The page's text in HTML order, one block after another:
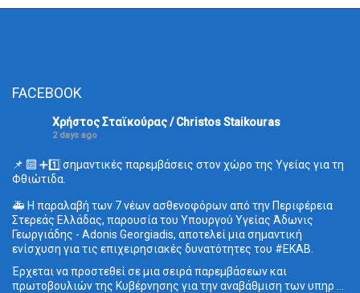
FACEBOOK
Χρήστος Σταϊκούρας / Christos Staikouras
2 days ago
📌 🔟 ➕1️⃣ σημαντικές παρεμβάσεις στον χώρο της Υγείας για τη
Φθιώτιδα.
🚑 Η παραλαβή των 7 νέων ασθενοφόρων από την Περιφέρεια
Στερεάς Ελλάδας, παρουσία του Υπουργού Υγείας Άδωνις
Γεωργιάδης - Adonis Georgiadis, αποτελεί μια σημαντική
ενίσχυση για τις επιχειρησιακές δυνατότητες του #ΕΚΑΒ.
Έρχεται να προστεθεί σε μια σειρά παρεμβάσεων και
πρωτοβουλιών της Κυβέρνησης για την αναβάθμιση των υπηρ ...